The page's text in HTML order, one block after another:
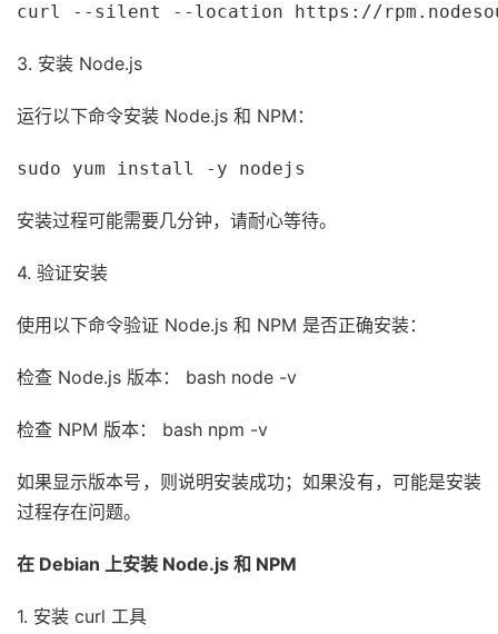
curl --silent --location https://
3. 安装 Node.js
运行以下命令安装 Node.js 和 NPM：
sudo yum install -y nodejs
安装过程可能需要几分钟，请耐心等待。
4. 验证安装
使用以下命令验证 Node.js 和 NPM 是否正确安装：
检查 Node.js 版本： bash node -v
检查 NPM 版本： bash npm -v
如果显示版本号，则说明安装成功；如果没有，可能是安装
过程存在问题。
在 Debian 上安装 Node.js 和 NPM
1. 安装 curl 工具